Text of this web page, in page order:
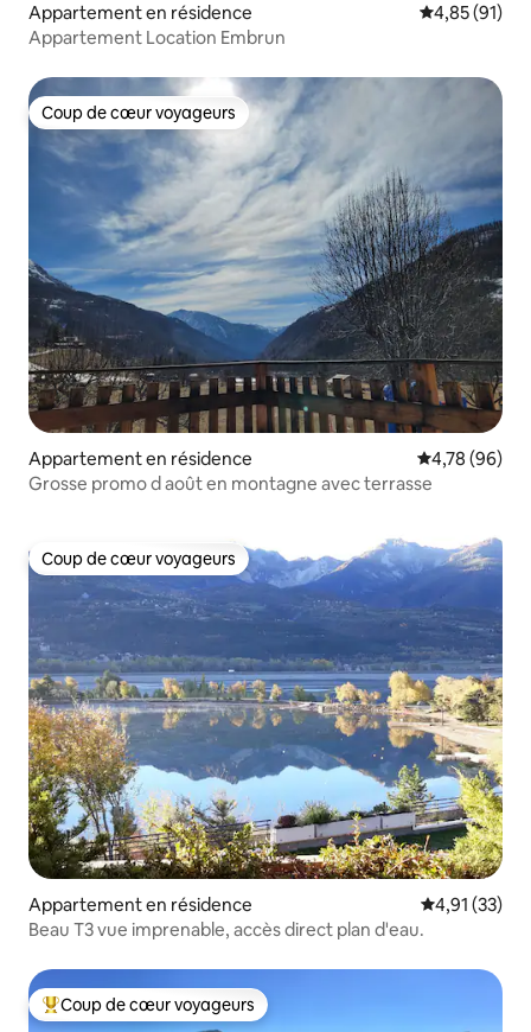
Appartement en résidence Évaluation
4,85 (91)
Appartement Location Embrun
Coup de cœur voyageurs
Coup de cœur voyageurs
Appartement en résidence Évaluation
4,78 (96)
Grosse promo d août en montagne avec terrasse
Coup de cœur voyageurs
Coup de cœur voyageurs
Appartement en résidence Évaluation
4,91 (33)
Beau T3 vue imprenable, accès direct plan d'eau.
Coups de cœur voyageurs les plus appréciés
Coup de cœur voyageurs